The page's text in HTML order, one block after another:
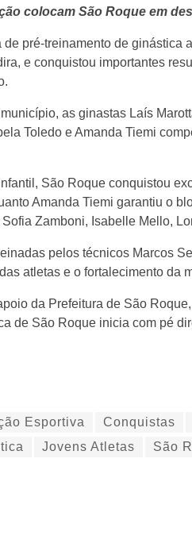
colocam São Roque em
de pré-treinamento de ginástica
e conquistou importantes
as ginastas Laís
Toledo e Amanda Tiemi
São Roque conquistou
Amanda Tiemi garantiu o
Zamboni, Isabelle Mello,
pelos técnicos Marcos
atletas e o fortalecimento da
da Prefeitura de São
de São Roque inicia com pé
Esportiva Conquistas
Jovens Atletas São